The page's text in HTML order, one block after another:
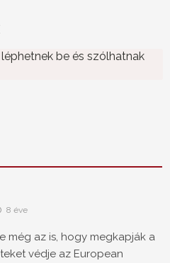
be és szólhatnak
8 éve
még az is, hogy megkapják a
védje az European